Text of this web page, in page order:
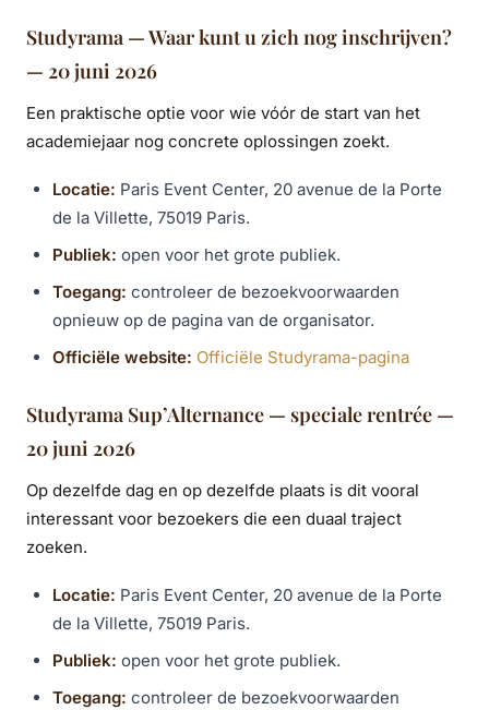
Studyrama — Waar kunt u zich nog inschrijven?
— 20 juni 2026
Een praktische optie voor wie vóór de start van het
academiejaar nog concrete oplossingen zoekt.
Locatie: Paris Event Center, 20 avenue de la Porte
de la Villette, 75019 Paris.
Publiek: open voor het grote publiek.
Toegang: controleer de bezoekvoorwaarden
opnieuw op de pagina van de organisator.
Officiële website: Officiële Studyrama-pagina
Studyrama Sup’Alternance — speciale rentrée —
20 juni 2026
Op dezelfde dag en op dezelfde plaats is dit vooral
interessant voor bezoekers die een duaal traject
zoeken.
Locatie: Paris Event Center, 20 avenue de la Porte
de la Villette, 75019 Paris.
Publiek: open voor het grote publiek.
Toegang: controleer de bezoekvoorwaarden